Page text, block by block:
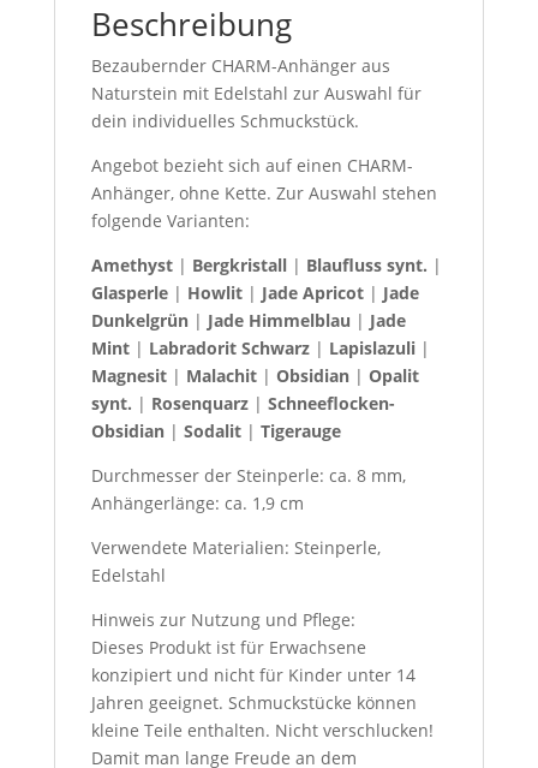
Beschreibung
Bezaubernder CHARM-Anhänger aus
Naturstein mit Edelstahl zur Auswahl für
dein individuelles Schmuckstück.
Angebot bezieht sich auf einen CHARM-
Anhänger, ohne Kette. Zur Auswahl stehen
folgende Varianten:
Amethyst| Bergkristall| Blaufluss synt. |
Glasperle| Howlit| Jade Apricot| Jade
Dunkelgrün| Jade Himmelblau | Jade
Mint| Labradorit Schwarz| Lapislazuli|
Magnesit| Malachit| Obsidian| Opalit
synt. | Rosenquarz| Schneeflocken-
Obsidian| Sodalit| Tigerauge
Durchmesser der Steinperle: ca. 8 mm,
Anhängerlänge: ca. 1,9 cm
Verwendete Materialien: Steinperle,
Edelstahl
Hinweis zur Nutzung und Pflege:
Dieses Produkt ist für Erwachsene
konzipiert und nicht für Kinder unter 14
Jahren geeignet. Schmuckstücke können
kleine Teile enthalten. Nicht verschlucken!
Damit man lange Freude an dem